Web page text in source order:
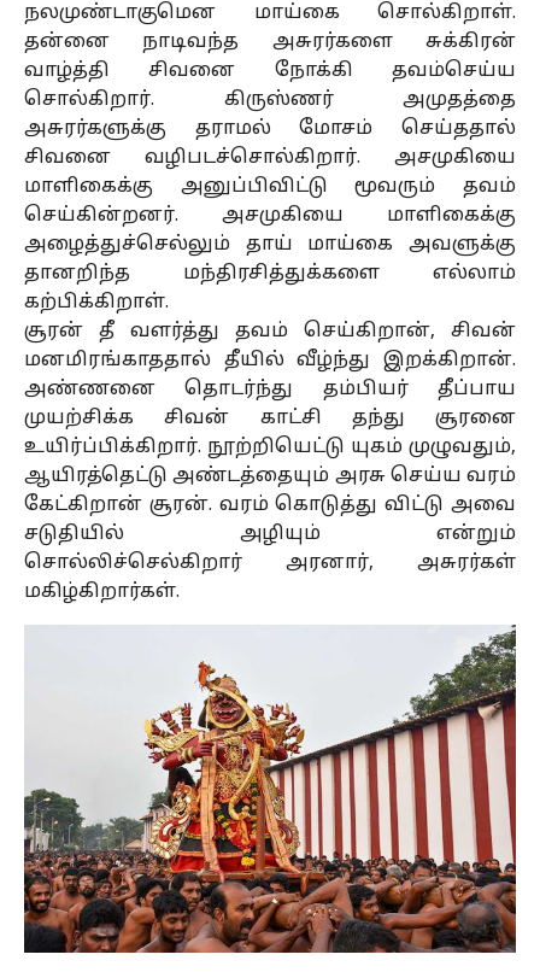
நலமுண்டாகுமென மாய்கை சொல்கிறாள்.
தன்னை நாடிவந்த அசுரர்களை சுக்கிரன்
வாழ்த்தி சிவனை நோக்கி தவம்செய்ய
சொல்கிறார். கிருஸ்ணர் அமுதத்தை
அசுரர்களுக்கு தராமல் மோசம் செய்ததால்
சிவனை வழிபடச்சொல்கிறார். அசமுகியை
மாளிகைக்கு அனுப்பிவிட்டு மூவரும் தவம்
செய்கின்றனர். அசமுகியை மாளிகைக்கு
அழைத்துச்செல்லும் தாய் மாய்கை அவளுக்கு
தானறிந்த மந்திரசித்துக்களை எல்லாம்
கற்பிக்கிறாள்.
சூரன் தீ வளர்த்து தவம் செய்கிறான், சிவன்
மனமிரங்காததால் தீயில் வீழ்ந்து இறக்கிறான்.
அண்ணனை தொடர்ந்து தம்பியர் தீப்பாய
முயற்சிக்க சிவன் காட்சி தந்து சூரனை
உயிர்ப்பிக்கிறார். நூற்றியெட்டு யுகம் முழுவதும்,
ஆயிரத்தெட்டு அண்டத்தையும் அரசு செய்ய வரம்
கேட்கிறான் சூரன். வரம் கொடுத்து விட்டு அவை
சடுதியில் அழியும் என்றும்
சொல்லிச்செல்கிறார் அரனார், அசுரர்கள்
மகிழ்கிறார்கள்.